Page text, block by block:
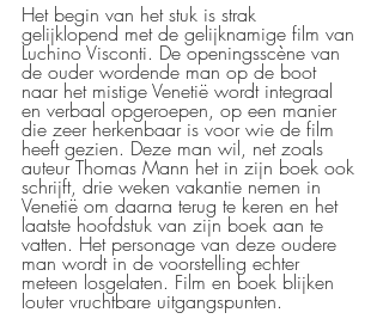
Het begin van het stuk is strak
gelijklopend met de gelijknamige film van
Luchino Visconti. De openingsscène van
de ouder wordende man op de boot
naar het mistige Venetië wordt integraal
en verbaal opgeroepen, op een manier
die zeer herkenbaar is voor wie de film
heeft gezien. Deze man wil, net zoals
auteur Thomas Mann het in zijn boek ook
schrijft, drie weken vakantie nemen in
Venetië om daarna terug te keren en het
laatste hoofdstuk van zijn boek aan te
vatten. Het personage van deze oudere
man wordt in de voorstelling echter
meteen losgelaten. Film en boek blijken
louter vruchtbare uitgangspunten.